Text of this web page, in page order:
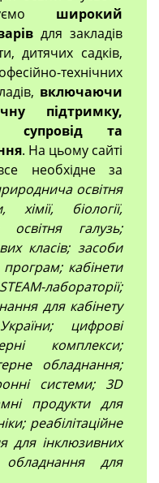
широкий
для закладів
дитячих садків,
технічних
включаючи
підтримку,
супровід та
. На цьому сайті
необхідне за
освітня
хімії, біології,
освітня галузь;
класів; засоби
кабінети
лабораторії;
для кабінету
цифрові
комплекси;
обладнання;
системи; 3D
продукти для
реабілітаційне
для інклюзивних
обладнання для